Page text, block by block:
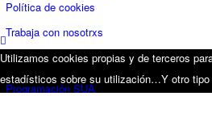
Trabaja con nosotrxs
Programación SUA
Política de cookies
Utilizamos cookies propias y de terceros
estadísticos sobre su utilización…Y otro tipo